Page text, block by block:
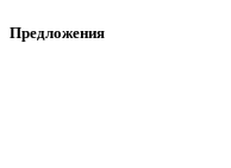
Предложения